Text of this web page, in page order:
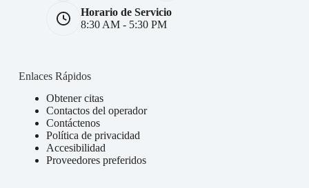
Horario de Servicio
8:30 AM - 5:30 PM
Enlaces Rápidos
Obtener citas
Contactos del operador
Contáctenos
Política de privacidad
Accesibilidad
Proveedores preferidos